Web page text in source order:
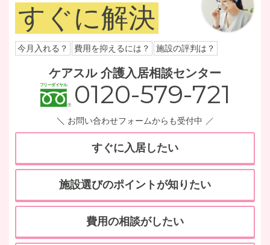
すぐに解決
今月入れる？ 費用を抑えるには？ 施設の評判は？
ケアスル 介護入居相談センター
0120-579-721
お問い合わせフォームからも受付中
すぐに入居したい
施設選びのポイントが知りたい
費用の相談がしたい